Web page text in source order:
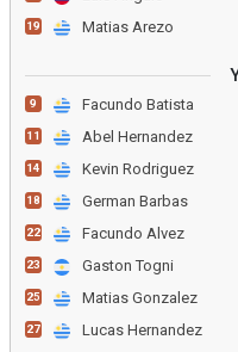
19 Matias Arezo
9 Facundo Batista
11 Abel Hernandez
14 Kevin Rodriguez
18 German Barbas
22 Facundo Alvez
23 Gaston Togni
25 Matias Gonzalez
27 Lucas Hernandez